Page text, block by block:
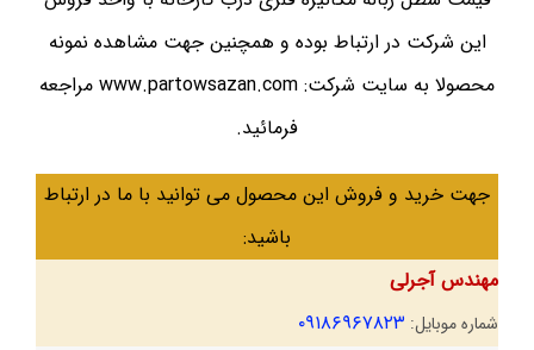
این شرکت در ارتباط بوده و همچنین جهت مشاهده نمونه
محصولا به سایت شرکت: www.partowsazan.com مراجعه
فرمائید.
جهت خرید و فروش این محصول می توانید با ما در ارتباط
باشید:
مهندس آجرلی
شماره موبایل: ۰۹۱۸۶۹۶۷۸۲۳